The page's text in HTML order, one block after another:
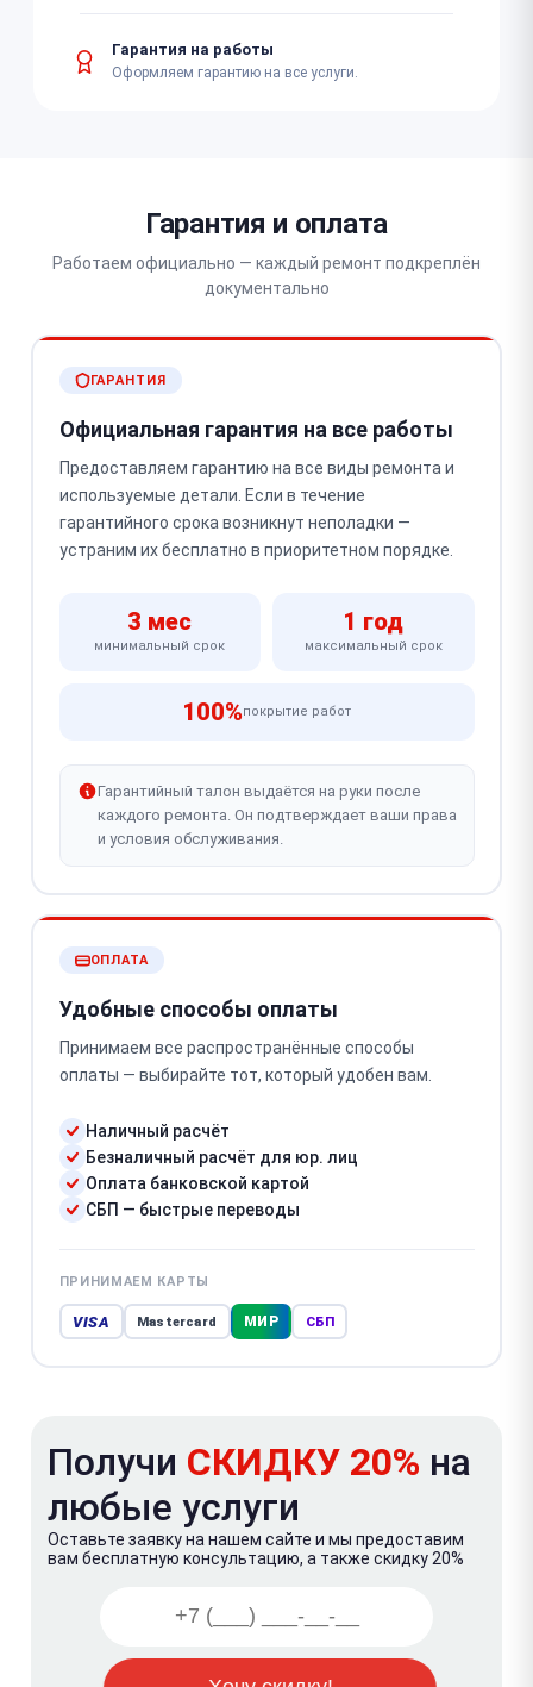
Гарантия на работы
Оформляем гарантию на все услуги.
Гарантия и оплата
Работаем официально — каждый ремонт подкреплён
документально
ГАРАНТИЯ
Официальная гарантия на все работы
Предоставляем гарантию на все виды ремонта и
используемые детали. Если в течение
гарантийного срока возникнут неполадки —
устраним их бесплатно в приоритетном порядке.
3 мес
минимальный срок
1 год
максимальный срок
100%покрытие работ
Гарантийный талон выдаётся на руки после
каждого ремонта. Он подтверждает ваши права
и условия обслуживания.
ОПЛАТА
Удобные способы оплаты
Принимаем все распространённые способы
оплаты — выбирайте тот, который удобен вам.
Наличный расчёт
Безналичный расчёт для юр. лиц
Оплата банковской картой
СБП — быстрые переводы
ПРИНИМАЕМ КАРТЫ
VISA Mastercard МИР СБП
Получи СКИДКУ 20% на
любые услуги
Оставьте заявку на нашем сайте и мы предоставим
вам бесплатную консультацию, а также скидку 20%